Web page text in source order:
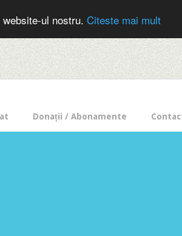
ul nostru. Citeste mai mult
Donații / Abonamente